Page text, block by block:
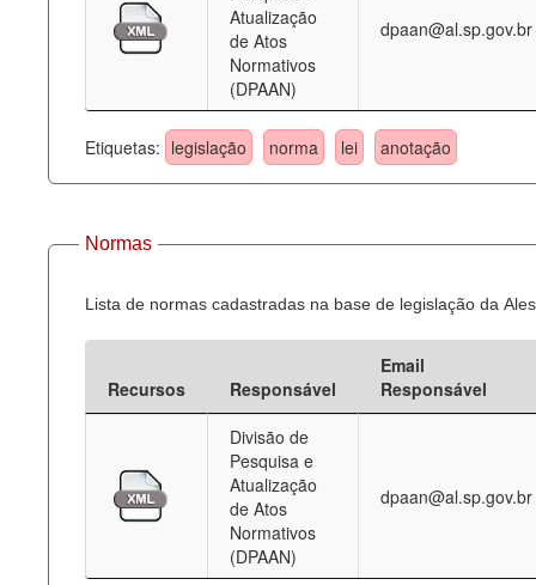
Legislação
Perguntas frequentes
Contato
Atualização
de Atos
Normativos
(DPAAN)
dpaan@al.sp.gov.br
Etiquetas: legislação norma lei anotação
Normas
Lista de normas cadastradas na base de legislação da
Recursos Responsável
Email
Responsável
Divisão de
Pesquisa e
Atualização
de Atos
Normativos
(DPAAN)
dpaan@al.sp.gov.br